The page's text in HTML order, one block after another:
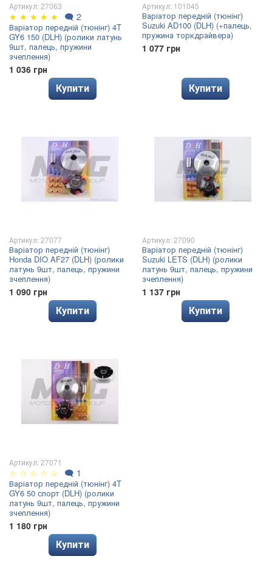
Артикул: 27063
★ ★ ★ ★ ★ 🗨 2
Варіатор передній (тюнінг) 4T
GY6 150 (DLH) (ролики латунь
9шт, палець, пружини
зчеплення)
1 036 грн
Купити
Артикул: 101045
Варіатор передній (тюнінг)
Suzuki AD100 (DLH) (+палець,
пружина торкдрайвера)
1 077 грн
Купити
Артикул: 27077
Варіатор передній (тюнінг)
Honda DIO AF27 (DLH) (ролики
латунь 9шт, палець, пружини
зчеплення)
1 090 грн
Купити
Артикул: 27090
Варіатор передній (тюнінг)
Suzuki LETS (DLH) (ролики
латунь 9шт, палець, пружини
зчеплення)
1 137 грн
Купити
Артикул: 27071
☆ ☆ ☆ ☆ ☆ 🗨 1
Варіатор передній (тюнінг) 4T
GY6 50 спорт (DLH) (ролики
латунь 9шт, палець, пружини
зчеплення)
1 180 грн
Купити